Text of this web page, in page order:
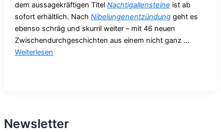
dem aussagekräftigen Titel Nachtigallensteine ist ab
sofort erhältlich. Nach Nibelungenentzündunggeht es
ebenso schräg und skurril weiter – mit 46 neuen
Zwischendurchgeschichten aus einem nicht ganz ...
Weiterlesen
Newsletter